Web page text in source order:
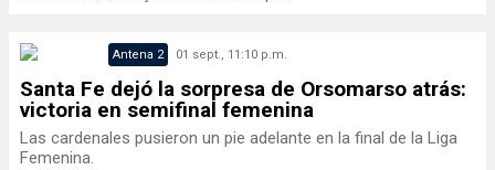
Antena 2 01 sept., 11:10 p.m.
Santa Fe dejó la sorpresa de Orsomarso atrás:
victoria en semifinal femenina
Las cardenales pusieron un pie adelante en la final de la Liga
Femenina.